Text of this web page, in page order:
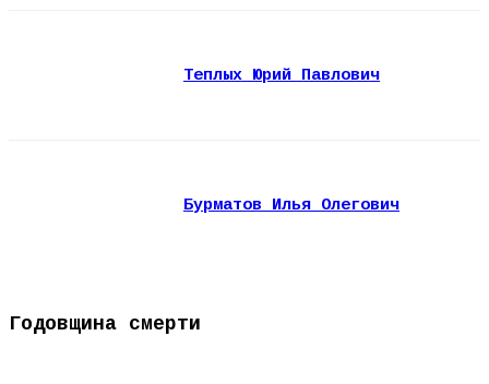
Теплых Юрий Павлович
Бурматов Илья Олегович
Годовщина смерти